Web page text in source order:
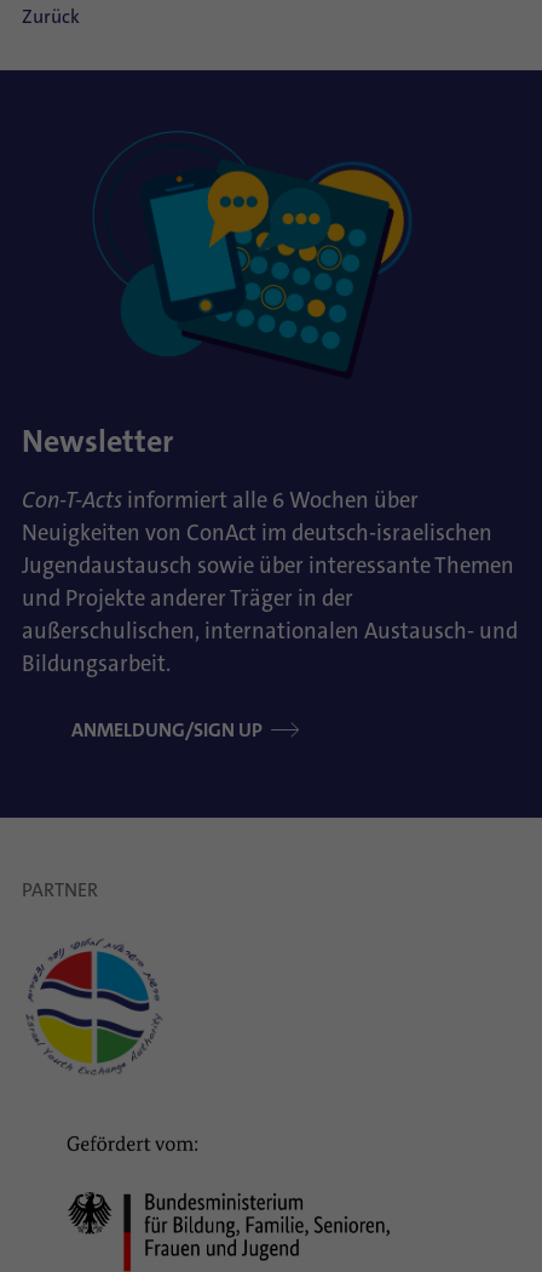
Zurück
Newsletter
Con-T-Acts informiert alle 6 Wochen über
Neuigkeiten von ConAct im deutsch-israelischen
Jugendaustausch sowie über interessante Themen
und Projekte anderer Träger in der
außerschulischen, internationalen Austausch- und
Bildungsarbeit.
ANMELDUNG/SIGN UP
PARTNER